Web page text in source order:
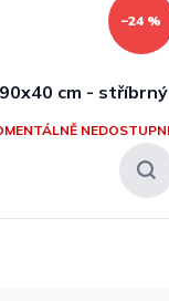
–24 %
cm - stříbrný